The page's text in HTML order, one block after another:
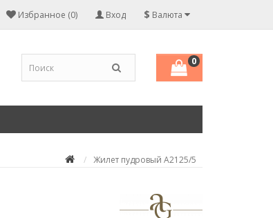
$ Валюта
Вход
Избранное (0)
0
Жилет пудровый А2125/5